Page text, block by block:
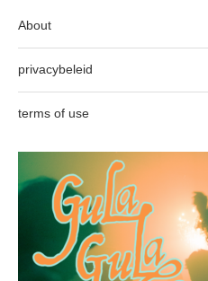
About
privacybeleid
terms of use